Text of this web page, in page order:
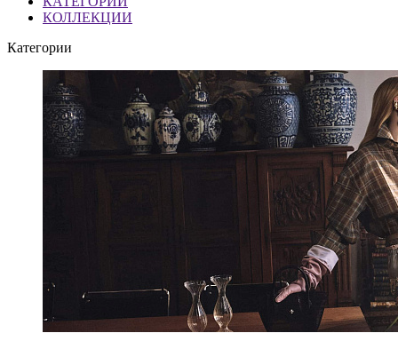
КОЛЛЕКЦИИ
Категории